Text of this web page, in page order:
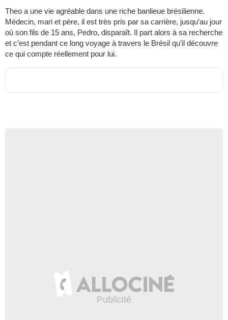
Theo a une vie agréable dans une riche banlieue brésilienne.
Médecin, mari et père, il est très pris par sa carrière, jusqu’au jour
où son fils de 15 ans, Pedro, disparaît. Il part alors à sa recherche
et c’est pendant ce long voyage à travers le Brésil qu’il découvre
ce qui compte réellement pour lui.